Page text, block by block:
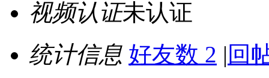
视频认证未认证
统计信息 好友数 2 | 回